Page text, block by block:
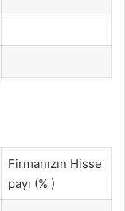
Firmanızın Hisse
payı (% )